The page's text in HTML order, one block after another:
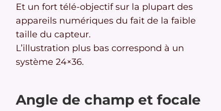
Et un fort télé-objectif sur la plupart des
appareils numériques du fait de la faible
taille du capteur.
L’illustration plus bas correspond à un
système 24×36.
Angle de champ et focale